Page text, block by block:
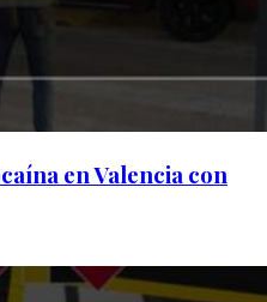
en Valencia con